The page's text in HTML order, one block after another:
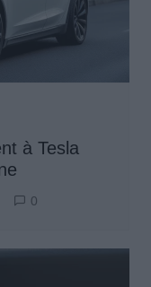
à Tesla
0